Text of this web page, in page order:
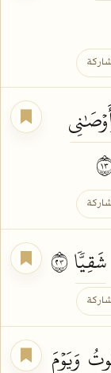
شَقِيّٗا
وَيَوۡمَ